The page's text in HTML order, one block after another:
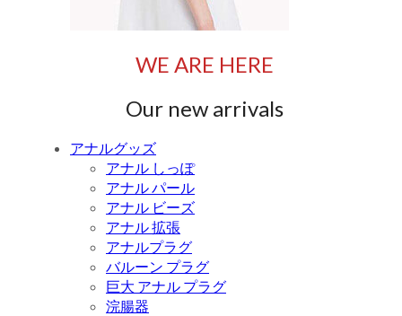
WE ARE HERE
Our new arrivals
アナルグッズ
アナル しっぽ
アナル パール
アナル ビーズ
アナル 拡張
アナルプラグ
バルーン プラグ
巨大 アナル プラグ
浣腸器